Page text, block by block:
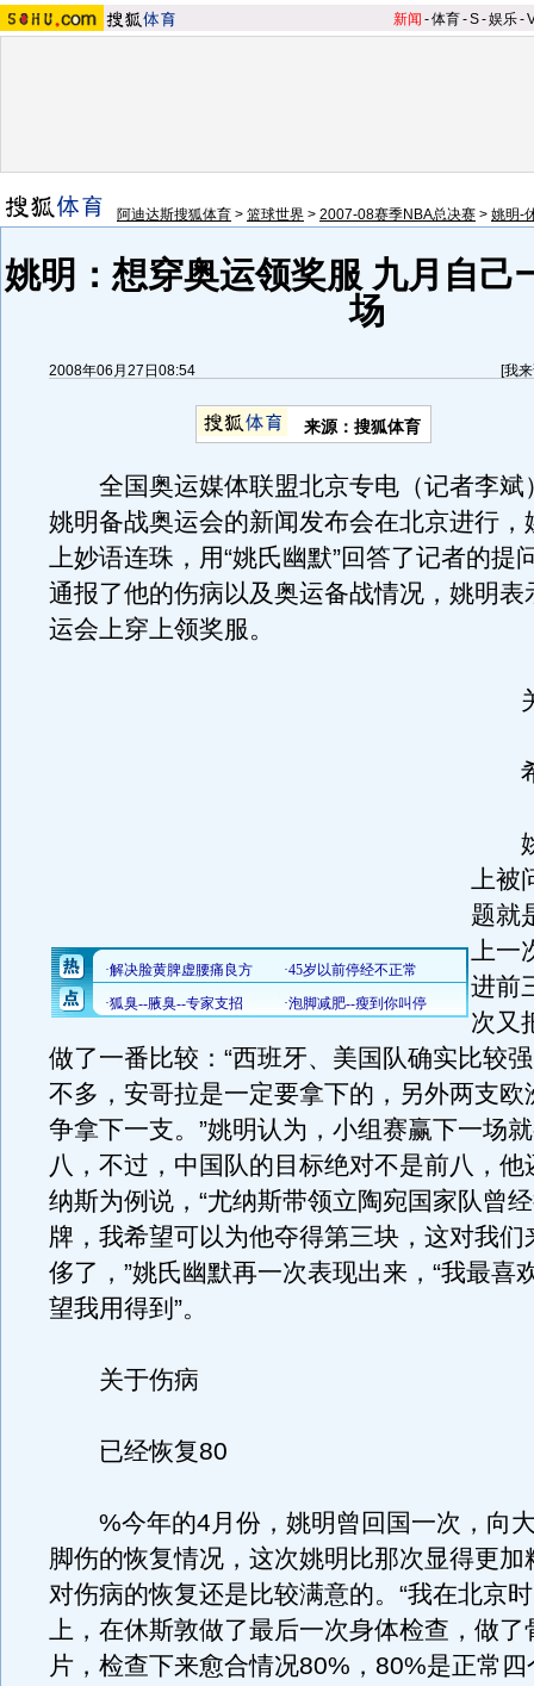
新闻 -体育-S-娱乐-
阿迪达斯搜狐体育 > 篮球世界 > 2007-08赛季NBA总决赛 > 姚明-
姚明：想穿奥运领奖服 九月自己
场
2008年06月27日08:54 [我
来源：搜狐体育
全国奥运媒体联盟北京专电（记者李斌
姚明备战奥运会的新闻发布会在北京进行，
上妙语连珠，用“姚氏幽默”回答了记者的提
通报了他的伤病以及奥运备战情况，姚明表
运会上穿上领奖服。
关
希
姚
上被
题就
上一
进前
次又
做了一番比较：“西班牙、美国队确实比较
不多，安哥拉是一定要拿下的，另外两支欧
争拿下一支。”姚明认为，小组赛赢下一场
八，不过，中国队的目标绝对不是前八，他
纳斯为例说，“尤纳斯带领立陶宛国家队曾
牌，我希望可以为他夺得第三块，这对我们
侈了，”姚氏幽默再一次表现出来，“我最喜
望我用得到”。
关于伤病
已经恢复80
%今年的4月份，姚明曾回国一次，向
脚伤的恢复情况，这次姚明比那次显得更加
对伤病的恢复还是比较满意的。“我在北京
上，在休斯敦做了最后一次身体检查，做了
片，检查下来愈合情况80%，80%是正常